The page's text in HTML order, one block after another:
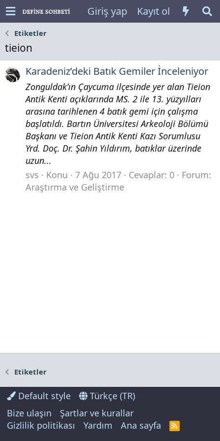
Giriş yap Kayıt ol
Etiketler
tieion
Karadeniz’deki Batık Gemiler İnceleniyor
Zonguldak’ın Çaycuma ilçesinde yer alan Tieion
Antik Kenti açıklarında MS. 2 ile 13. yüzyılları
arasına tarihlenen 4 batık gemi için çalışma
başlatıldı. Bartın Üniversitesi Arkeoloji Bölümü
Başkanı ve Tieion Antik Kenti Kazı Sorumlusu
Yrd. Doç. Dr. Şahin Yıldırım, batıklar üzerinde
uzun...
svs
Konu 7 Ağu 2017 Cevaplar: 0
Forum:
Araştırma ve Geliştirme
Etiketler
Default style
Türkçe (TR)
Bize ulaşın
Şartlar ve kurallar
Gizlilik politikası
Yardım Ana sayfa
R